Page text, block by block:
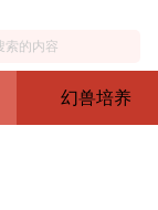
幻兽培养